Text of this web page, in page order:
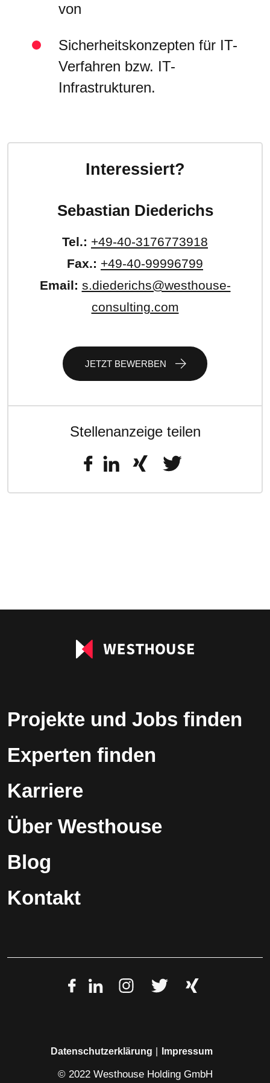
Interessiert?
Sebastian Diederichs
Tel.: +49-40-3176773918
Fax.: +49-40-99996799
Email: s.diederichs@westhouse-
consulting.com
JETZT BEWERBEN
Stellenanzeige teilen
von
Sicherheitskonzepten für IT-
Verfahren bzw. IT-
Infrastrukturen.
Projekte und Jobs finden
Experten finden
Karriere
Über Westhouse
Blog
Kontakt
Datenschutzerklärung Impressum
© 2022 Westhouse Holding GmbH